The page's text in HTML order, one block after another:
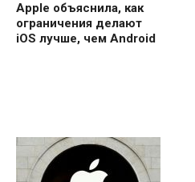
Apple объяснила, как
ограничения делают
iOS лучше, чем Android